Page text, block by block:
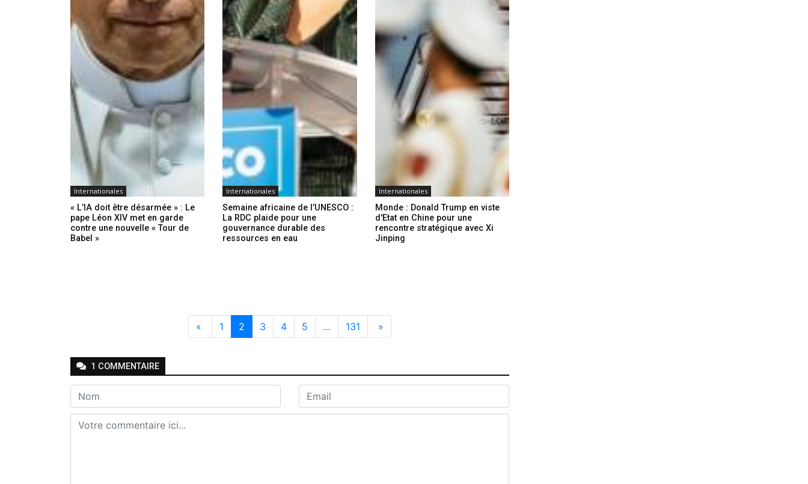
Internationales
« L’IA doit être désarmée » : Le
pape Léon XIV met en garde
contre une nouvelle « Tour de
Babel »
Internationales
Semaine africaine de l’UNESCO :
La RDC plaide pour une
gouvernance durable des
ressources en eau
Internationales
Monde : Donald Trump en viste
d'Etat en Chine pour une
rencontre stratégique avec Xi
Jinping
« 1 2 3 4 5 … 131 »
1 COMMENTAIRE